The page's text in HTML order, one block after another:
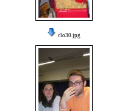
clo30.jpg